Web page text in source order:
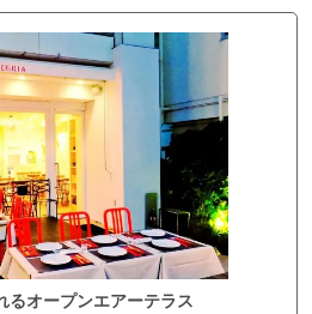
るオープンエアーテラス